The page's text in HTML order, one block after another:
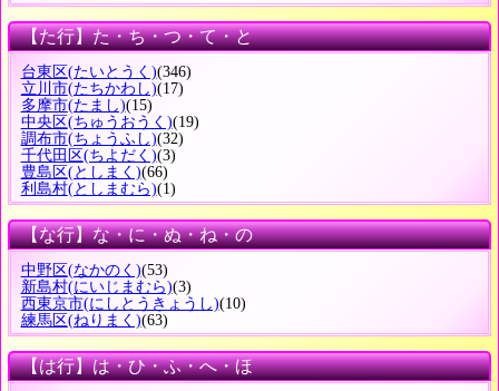
【た行】た・ち・つ・て・と
台東区(たいとうく)(346)
立川市(たちかわし)(17)
多摩市(たまし)(15)
中央区(ちゅうおうく)(19)
調布市(ちょうふし)(32)
千代田区(ちよだく)(3)
豊島区(としまく)(66)
利島村(としまむら)(1)
【な行】な・に・ぬ・ね・の
中野区(なかのく)(53)
新島村(にいじまむら)(3)
西東京市(にしとうきょうし)(10)
練馬区(ねりまく)(63)
【は行】は・ひ・ふ・へ・ほ